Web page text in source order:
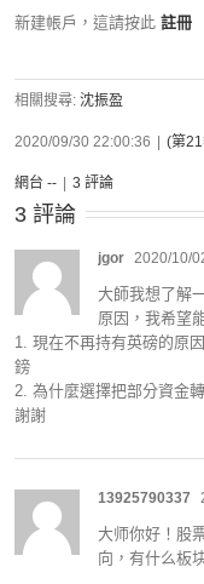
新建帳戶，這請按此 註冊
相關搜尋: 沈振盈
2020/09/30 22:00:36 (第
網台 -- 3 評論
3 評論
jgor 2020/10/
大師我想了解
原因，我希望
1. 現在不再持有英磅的原
鎊
2. 為什麼選擇把部分資金
謝謝
13925790337
大师你好！股
向，有什么板